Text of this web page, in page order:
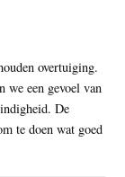
overtuiging.
we een gevoel van
De
te doen wat goed